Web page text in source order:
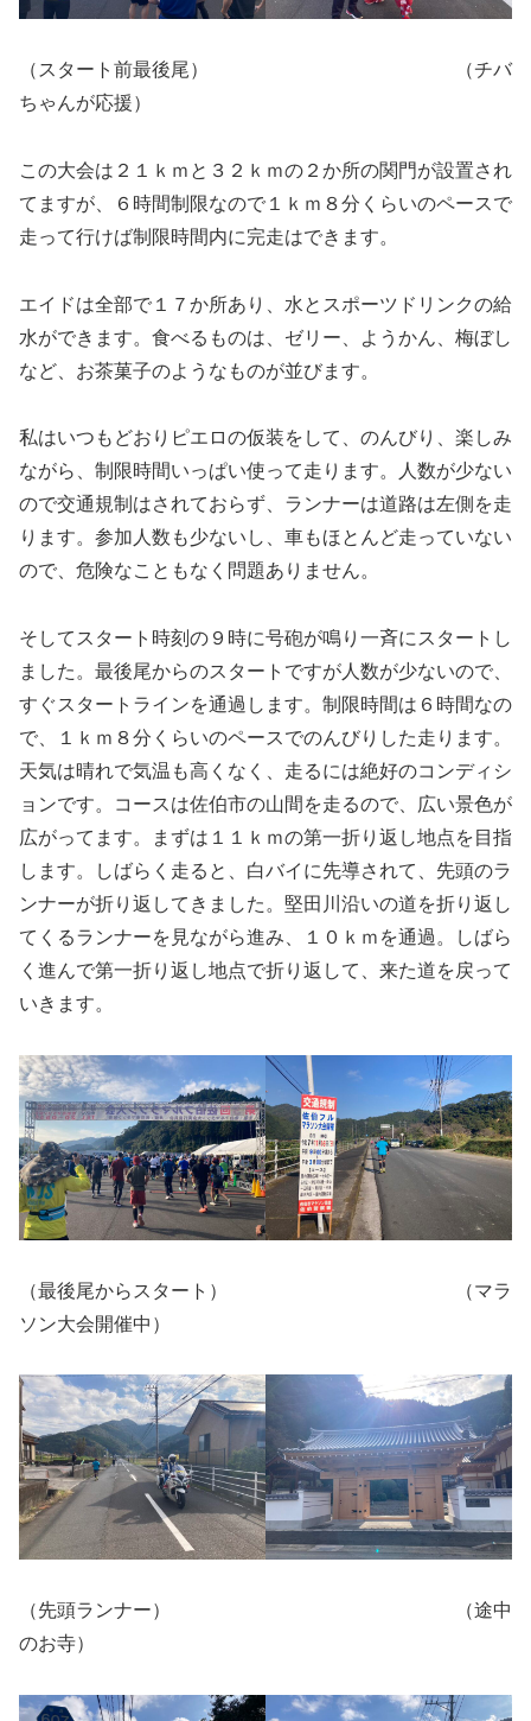
（スタート前最後尾） （チバ
ちゃんが応援）
この大会は２１ｋｍと３２ｋｍの２か所の関門が設置され
てますが、６時間制限なので１ｋｍ８分くらいのペースで
走って行けば制限時間内に完走はできます。
エイドは全部で１７か所あり、水とスポーツドリンクの給
水ができます。食べるものは、ゼリー、ようかん、梅ぼし
など、お茶菓子のようなものが並びます。
私はいつもどおりピエロの仮装をして、のんびり、楽しみ
ながら、制限時間いっぱい使って走ります。人数が少ない
ので交通規制はされておらず、ランナーは道路は左側を走
ります。参加人数も少ないし、車もほとんど走っていない
ので、危険なこともなく問題ありません。
そしてスタート時刻の９時に号砲が鳴り一斉にスタートし
ました。最後尾からのスタートですが人数が少ないので、
すぐスタートラインを通過します。制限時間は６時間なの
で、１ｋｍ８分くらいのペースでのんびりした走ります。
天気は晴れで気温も高くなく、走るには絶好のコンディシ
ョンです。コースは佐伯市の山間を走るので、広い景色が
広がってます。まずは１１ｋｍの第一折り返し地点を目指
します。しばらく走ると、白バイに先導されて、先頭のラ
ンナーが折り返してきました。堅田川沿いの道を折り返し
てくるランナーを見ながら進み、１０ｋｍを通過。しばら
く進んで第一折り返し地点で折り返して、来た道を戻って
いきます。
（最後尾からスタート） （マラ
ソン大会開催中）
（先頭ランナー） （途中
のお寺）